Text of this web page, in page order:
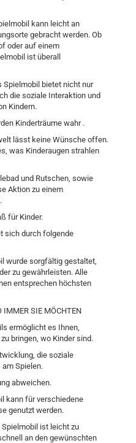
kann leicht an
gebracht werden. Ob
oder auf einem
ist überall
Spielmobil bietet nicht nur
die soziale Interaktion und
Kindern.
Kinderträume wahr .
lässt keine Wünsche offen.
was Kinderaugen strahlen
und Rutschen, sowie
Aktion zu einem
für Kinder.
sich durch folgende
wurde sorgfältig gestaltet,
zu gewährleisten. Alle
entsprechen höchsten
IMMER SIE MÖCHTEN
ermöglicht es Ihnen,
bringen, wo Kinder sind.
die soziale
am Spielen.
abweichen.
kann für verschiedene
genutzt werden.
ist leicht zu
an den gewünschten